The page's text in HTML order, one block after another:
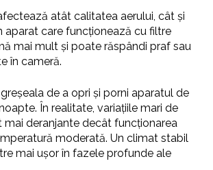
atât calitatea aerului, cât și
aparat care funcționează cu filtre
mai mult și poate răspândi praf sau
în cameră.
de a opri și porni aparatul de
În realitate, variațiile mari de
deranjante decât funcționarea
moderată. Un climat stabil
mai ușor în fazele profunde ale